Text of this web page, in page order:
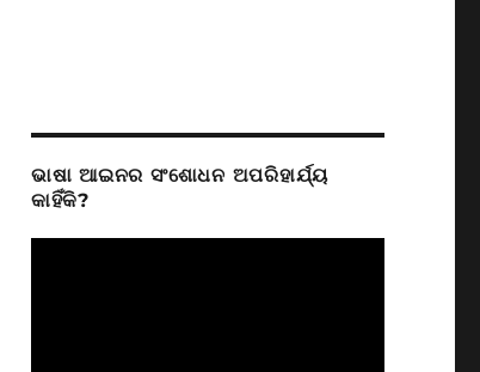
ଭାଷା ଆଇନର ସଂଶୋଧନ ଅପରିହାର୍ଯ୍ୟ
କାହିଁକି?